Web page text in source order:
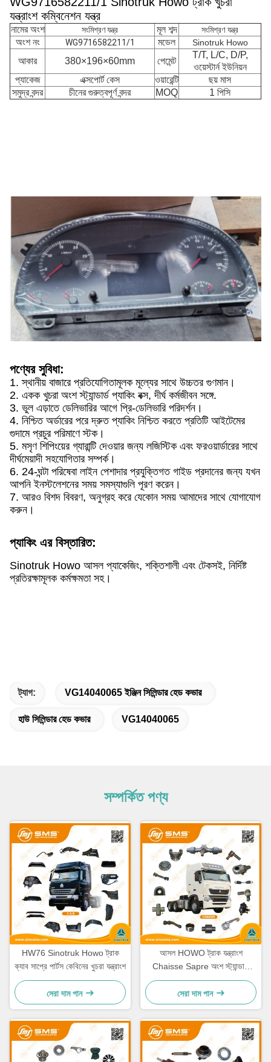
যন্ত্রাংশ কম্বিনেশন যন্ত্র
নামের অংশ সংমিশ্রণ যন্ত্র মূল শব্দ সংমিশ্রণ যন্ত্র
অংশ নং WG9716582211/1 মডেল Sinotruk Howo
আকার 380×196×60mm পেমেন্ট
T/T, L/C, D/P,
ওয়েস্টার্ন ইউনিয়ন
প্যাকেজ
এক্সপোর্ট কেস ওয়ারেন্টি
ছয় মাস
সমুদ্র বন্দর
চীনের গুরুত্বপূর্ণ বন্দর MOQ 1 পিসি
পণ্যের সুবিধা:
1. স্থানীয় বাজারে প্রতিযোগিতামূলক মূল্যের সাথে উচ্চতর গুণমান।
2. একক খুচরা অংশ স্ট্যান্ডার্ড প্যাকিং বক্স, দীর্ঘ কর্মজীবন সঙ্গে.
3. ভুল এড়াতে ডেলিভারির আগে প্রি-ডেলিভারি পরিদর্শন।
4. নিশ্চিত অর্ডারের পরে দ্রুত প্যাকিং নিশ্চিত করতে প্রতিটি আইটেমের
গুদামে প্রচুর পরিমাণে স্টক।
5. মসৃণ শিপিংয়ের গ্যারান্টি দেওয়ার জন্য লজিস্টিক এবং ফরওয়ার্ডারের সাথে
দীর্ঘমেয়াদী সহযোগিতার সম্পর্ক।
6. 24-ঘন্টা পরিষেবা লাইন পেশাদার প্রযুক্তিগত গাইড প্রদানের জন্য যখন
আপনি ইনস্টলেশনের সময় সমস্যাগুলি পূরণ করেন।
7. আরও বিশদ বিবরণ, অনুগ্রহ করে যেকোন সময় আমাদের সাথে যোগাযোগ
করুন।
প্যাকিং এর বিস্তারিত:
Sinotruk Howo আসল প্যাকেজিং, শক্তিশালী এবং টেকসই, নির্দিষ্ট
প্রতিরক্ষামূলক কর্মক্ষমতা সহ।
ট্যাগ: VG14040065 ইঞ্জিন সিলিন্ডার হেড কভার
হাউ সিলিন্ডার হেড কভার VG14040065
সম্পর্কিত পণ্য
HW76 Sinotruk Howo ট্রাক
ক্যাব সাপ্রে পার্টস কেবিনের খুচরা যন্ত্রাংশ
সেরা দাম পান
আসল HOWO ট্রাক যন্ত্রাংশ
Chaisse Sapre অংশ স্ট্যান্ডার্ড
আকার
সেরা দাম পান